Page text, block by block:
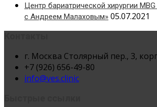
Центр бариатрической хирургии
с Андреем Малаховым» 05.07.2021
г. Москва Столярный пер., 3,
+7 (926) 656-49-80
info@ves.clinic